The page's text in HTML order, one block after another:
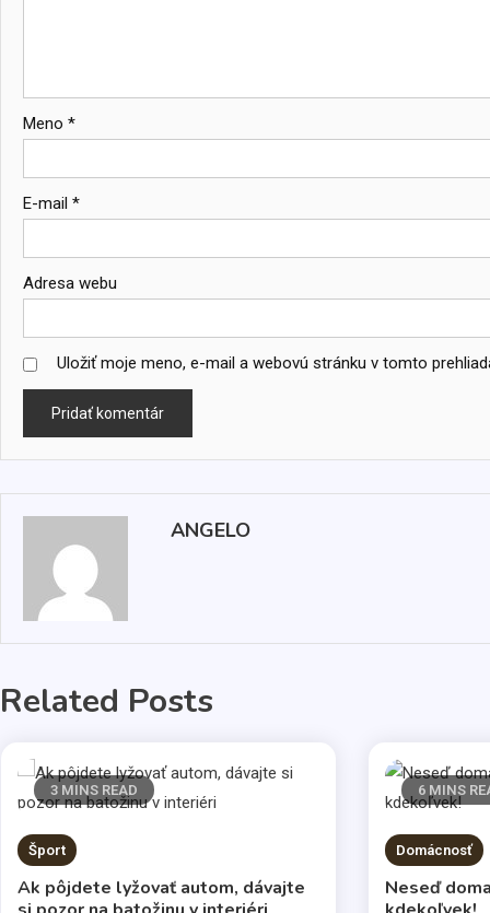
Meno *
E-mail *
Adresa webu
Uložiť moje meno, e-mail a webovú stránku v tomto
ANGELO
Related Posts
3 MINS READ
Šport
Ak pôjdete lyžovať autom, dávajte
6 MINS
Domácnosť
Neseď